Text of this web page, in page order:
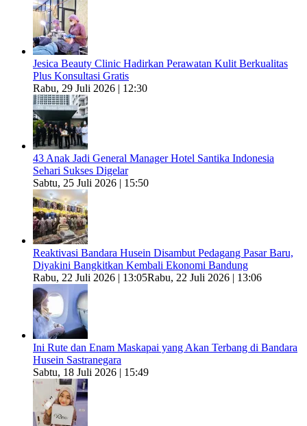
Jesica Beauty Clinic Hadirkan Perawatan Kulit Berkualitas
Plus Konsultasi Gratis
Rabu, 29 Juli 2026 | 12:30
43 Anak Jadi General Manager Hotel Santika Indonesia
Sehari Sukses Digelar
Sabtu, 25 Juli 2026 | 15:50
Reaktivasi Bandara Husein Disambut Pedagang Pasar Baru,
Diyakini Bangkitkan Kembali Ekonomi Bandung
Rabu, 22 Juli 2026 | 13:05Rabu, 22 Juli 2026 | 13:06
Ini Rute dan Enam Maskapai yang Akan Terbang di Bandara
Husein Sastranegara
Sabtu, 18 Juli 2026 | 15:49